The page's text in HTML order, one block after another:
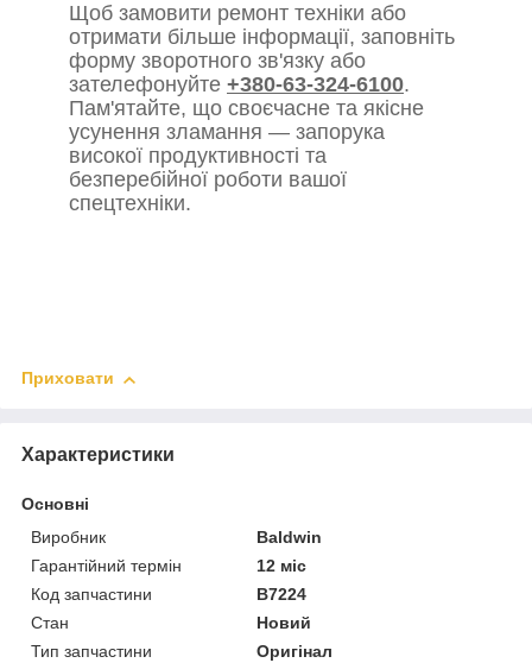
Щоб замовити ремонт техніки або
отримати більше інформації, заповніть
форму зворотного зв'язку або
зателефонуйте +380-63-324-6100.
Пам'ятайте, що своєчасне та якісне
усунення зламання — запорука
високої продуктивності та
безперебійної роботи вашої
спецтехніки.
Приховати
Характеристики
Основні
Виробник
Baldwin
Гарантійний термін
12 міс
Код запчастини
B7224
Стан
Новий
Тип запчастини
Оригінал